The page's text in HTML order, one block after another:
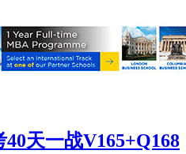
天一战V165+Q168